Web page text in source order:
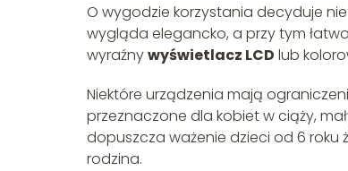
O wygodzie korzystania decyduje
wygląda elegancko, a przy tym
wyraźnywyświetlacz LCD lub
Niektóre urządzenia mają
przeznaczone dla kobiet w ciąży,
dopuszcza ważenie dzieci od 6 roku
rodzina.